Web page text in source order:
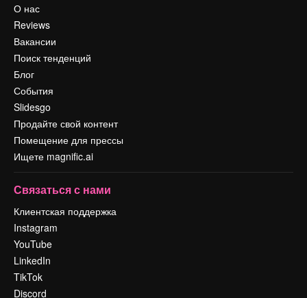
О нас
Reviews
Вакансии
Поиск тенденций
Блог
События
Slidesgo
Продайте свой контент
Помещение для прессы
Ищете magnific.ai
Связаться с нами
Клиентская поддержка
Instagram
YouTube
LinkedIn
TikTok
Discord